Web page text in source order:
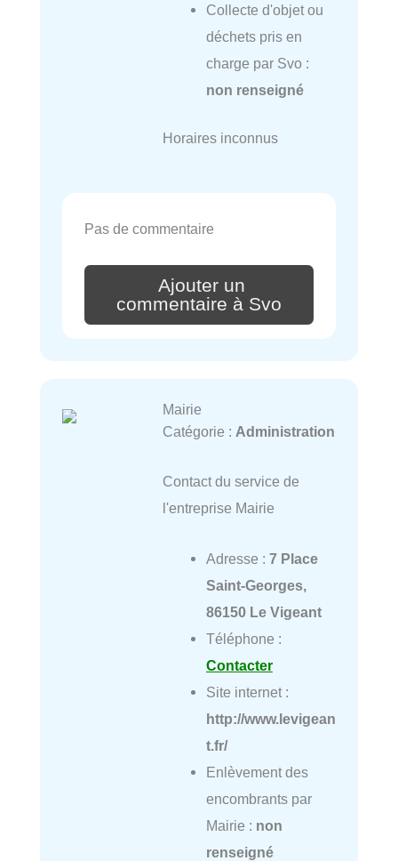
Collecte d'objet ou
déchets pris en
charge par Svo :
non renseigné
Horaires inconnus
Pas de commentaire
Ajouter un
commentaire à Svo
Mairie
Catégorie : Administration
Contact du service de
l'entreprise Mairie
Adresse : 7 Place
Saint-Georges,
86150 Le Vigeant
Téléphone :
Contacter
Site internet :
http://www.levigean
t.fr/
Enlèvement des
encombrants par
Mairie : non
renseigné